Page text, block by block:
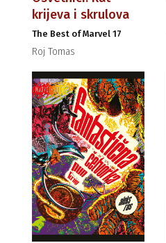
krijeva i skrulova
The Best of Marvel 17
Roj Tomas